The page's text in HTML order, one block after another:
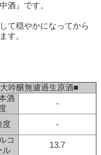
酒』です。
て穏やかになってから
す。
吟醸無濾過生原酒■
酒
度
-
度 -
コ
ル
13.7